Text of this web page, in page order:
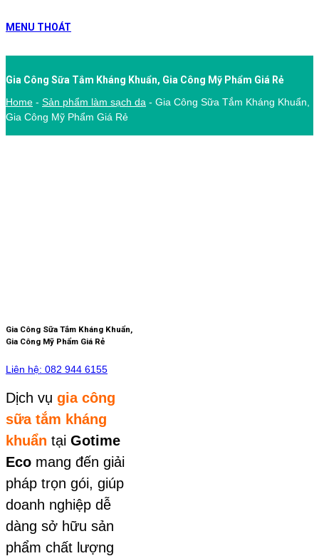
MENU THOÁT
Gia Công Sữa Tắm Kháng Khuẩn, Gia Công Mỹ Phẩm Giá Rẻ
Home - Sản phẩm làm sạch da - Gia Công Sữa Tắm Kháng Khuẩn,
Gia Công Mỹ Phẩm Giá Rẻ
Gia Công Sữa Tắm Kháng Khuẩn,
Gia Công Mỹ Phẩm Giá Rẻ
Liên hệ: 082 944 6155
Dịch vụ gia công
sữa tắm kháng
khuẩn tại Gotime
Eco mang đến giải
pháp trọn gói, giúp
doanh nghiệp dễ
dàng sở hữu sản
phẩm chất lượng